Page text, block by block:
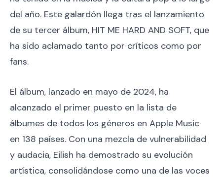
del año. Este galardón llega tras el lanzamiento
de su tercer álbum, HIT ME HARD AND SOFT, que
ha sido aclamado tanto por críticos como por
fans.
El álbum, lanzado en mayo de 2024, ha
alcanzado el primer puesto en la lista de
álbumes de todos los géneros en Apple Music
en 138 países. Con una mezcla de vulnerabilidad
y audacia, Eilish ha demostrado su evolución
artística, consolidándose como una de las voces